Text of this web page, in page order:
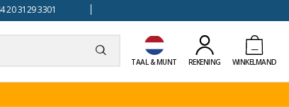
20 3129 3301
TAAL & MUNT REKENING WINKELMAND